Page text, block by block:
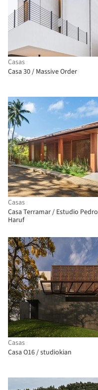
Casas
Casa 30 / Massive Order
Casas
Casa Terramar / Estudio Pedro
Haruf
Casas
Casa O16 / studiokian